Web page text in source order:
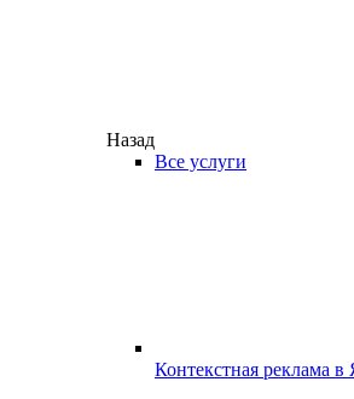
Назад
Все услуги
Контекстная реклама в